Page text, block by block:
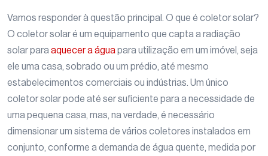
Vamos responder à questão principal. O que é coletor solar?
O coletor solar é um equipamento que capta a radiação
solar paraaquecer a águapara utilização em um imóvel, seja
ele uma casa, sobrado ou um prédio, até mesmo
estabelecimentos comerciais ou indústrias. Um único
coletor solar pode até ser suficiente para a necessidade de
uma pequena casa, mas, na verdade, é necessário
dimensionar um sistema de vários coletores instalados em
conjunto, conforme a demanda de água quente, medida por